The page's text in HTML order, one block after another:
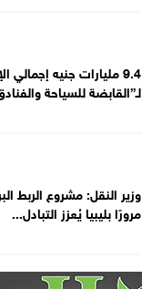
9.4 مليارات جنيه
لـ”القابضة للسياحة والفنادق”
وزير النقل: مشروع الربط
مرورًا بليبيا يُعزز التبادل...